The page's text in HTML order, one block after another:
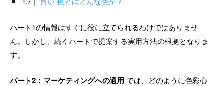
パート1の情報はすぐに役に立てられるわけではありませ
ん。しかし、続くパートで提案する実用方法の根拠となりま
す。
パート2：マーケティングへの適用 では、どのように色彩心